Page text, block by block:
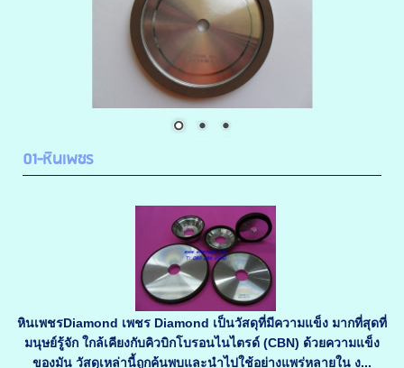
01-หินเพชร
หินเพชรDiamond เพชร Diamond เป็นวัสดุที่มีความแข็ง มากที่สุดที่
มนุษย์รู้จัก ใกล้เคียงกับคิวบิกโบรอนไนไตรด์ (CBN) ด้วยความแข็ง
ของมัน วัสดุเหล่านี้ถูกค้นพบและนำไปใช้อย่างแพร่หลายใน ง...